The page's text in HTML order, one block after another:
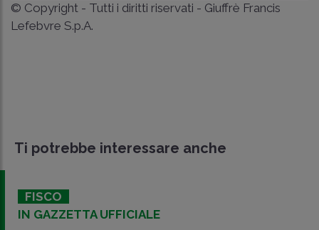
© Copyright - Tutti i diritti riservati - Giuffrè Francis
Lefebvre S.p.A.
Ti potrebbe interessare anche
FISCO
IN GAZZETTA UFFICIALE